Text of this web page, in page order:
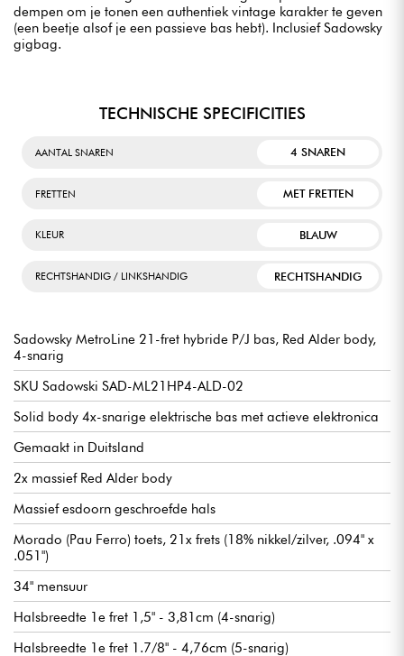
dempen om je tonen een authentiek vintage karakter te geven
(een beetje alsof je een passieve bas hebt). Inclusief Sadowsky
gigbag.
TECHNISCHE SPECIFICITIES
AANTAL SNAREN 4 SNAREN
FRETTEN MET FRETTEN
KLEUR BLAUW
RECHTSHANDIG / LINKSHANDIG RECHTSHANDIG
Sadowsky MetroLine 21-fret hybride P/J bas, Red Alder body,
4-snarig
SKU Sadowski SAD-ML21HP4-ALD-02
Solid body 4x-snarige elektrische bas met actieve elektronica
Gemaakt in Duitsland
2x massief Red Alder body
Massief esdoorn geschroefde hals
Morado (Pau Ferro) toets, 21x frets (18% nikkel/zilver, .094" x
.051")
34" mensuur
Halsbreedte 1e fret 1,5" - 3,81cm (4-snarig)
Halsbreedte 1e fret 1.7/8" - 4,76cm (5-snarig)